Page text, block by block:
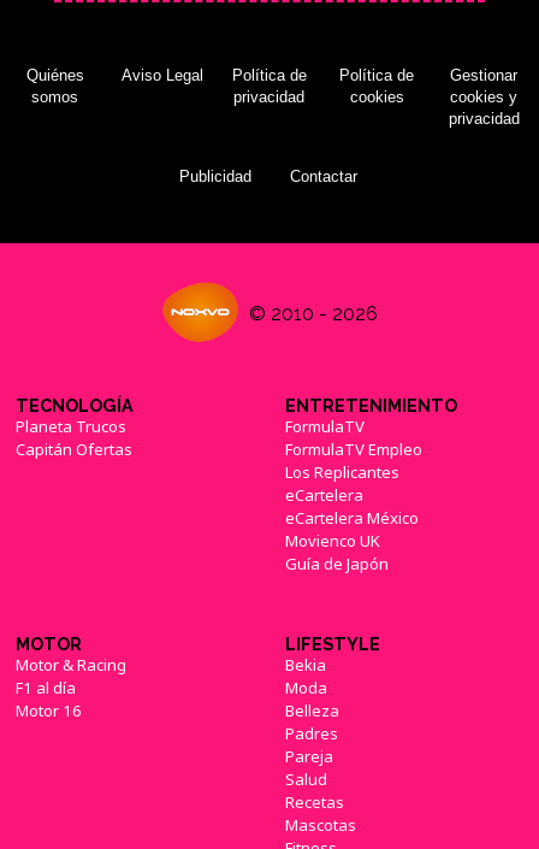
Quiénes
somos
Aviso Legal
Política de
privacidad
Política de
cookies
Gestionar
cookies y
privacidad
Publicidad Contactar
© 2010 - 2026
TECNOLOGÍA
Planeta Trucos
Capitán Ofertas
ENTRETENIMIENTO
FormulaTV
FormulaTV Empleo
Los Replicantes
eCartelera
eCartelera México
Movienco UK
Guía de Japón
MOTOR
Motor & Racing
F1 al día
Motor 16
LIFESTYLE
Bekia
Moda
Belleza
Padres
Pareja
Salud
Recetas
Mascotas